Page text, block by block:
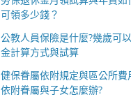
可領多少錢？
公教人員保險是什麼?幾歲可
金計算方式與試算
健保眷屬依附規定與區公所
依附眷屬與子女怎麼辦?